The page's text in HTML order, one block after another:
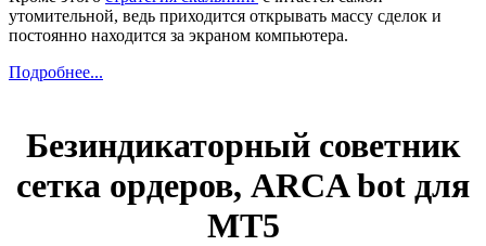
утомительной, ведь приходится открывать массу сделок и
постоянно находится за экраном компьютера.
Подробнее...
Безиндикаторный советник
сетка ордеров, ARCA bot для
МТ5